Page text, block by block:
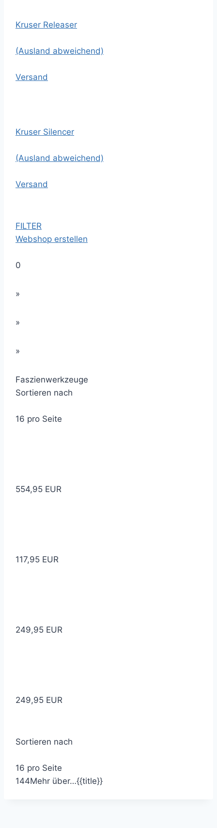
Kruser Releaser
(Ausland abweichend)
Versand
Kruser Silencer
(Ausland abweichend)
Versand
FILTER
Webshop erstellen
0
»
»
»
Faszienwerkzeuge
Sortieren nach
16 pro Seite
554,95 EUR
117,95 EUR
249,95 EUR
249,95 EUR
Sortieren nach
16 pro Seite
144Mehr über…{{title}}